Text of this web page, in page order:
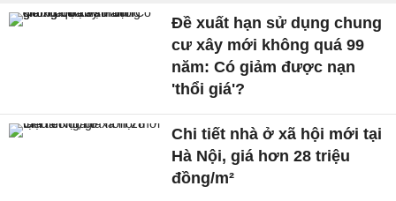
Đề xuất hạn sử dụng chung
cư xây mới không quá 99
năm: Có giảm được nạn
'thổi giá'?
Chi tiết nhà ở xã hội mới tại
Hà Nội, giá hơn 28 triệu
đồng/m²